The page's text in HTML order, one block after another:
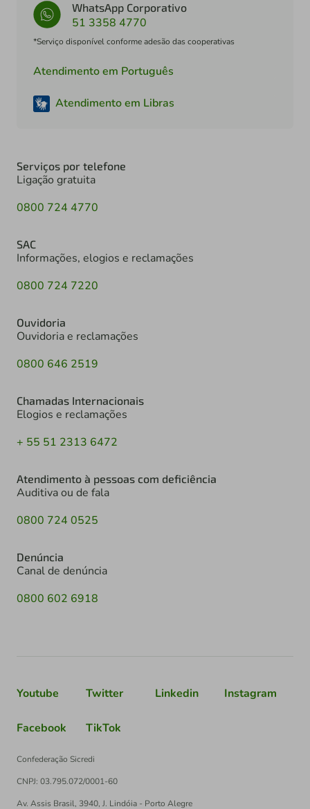
WhatsApp Corporativo
51 3358 4770
*Serviço disponível conforme adesão das cooperativas
Atendimento em Português
Atendimento em Libras
Serviços por telefone
Ligação gratuita
0800 724 4770
SAC
Informações, elogios e reclamações
0800 724 7220
Ouvidoria
Ouvidoria e reclamações
0800 646 2519
Chamadas Internacionais
Elogios e reclamações
+ 55 51 2313 6472
Atendimento à pessoas com deficiência
Auditiva ou de fala
0800 724 0525
Denúncia
Canal de denúncia
0800 602 6918
Youtube Twitter Linkedin Instagram
Facebook TikTok
Confederação Sicredi
CNPJ: 03.795.072/0001-60
Av. Assis Brasil, 3940, J. Lindóia - Porto Alegre